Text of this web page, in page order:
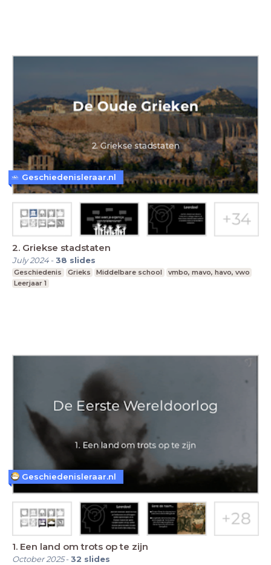
2. Griekse stadstaten
July 2024-38 slides
Geschiedenis Grieks Middelbare school
vmbo, mavo, havo, vwo
Leerjaar 1
Geschiedenisleraar.nl
1. Een land om trots op te zijn
October 2025-32 slides
Geschiedenisleraar.nl